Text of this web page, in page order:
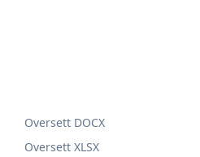
Oversett DOCX
Oversett XLSX